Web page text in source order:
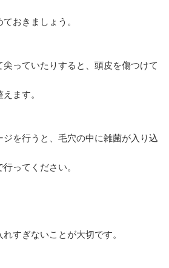
おきましょう。
っていたりすると、頭皮を傷つけて
ます。
を行うと、毛穴の中に雑菌が入り込
ってください。
すぎないことが大切です。